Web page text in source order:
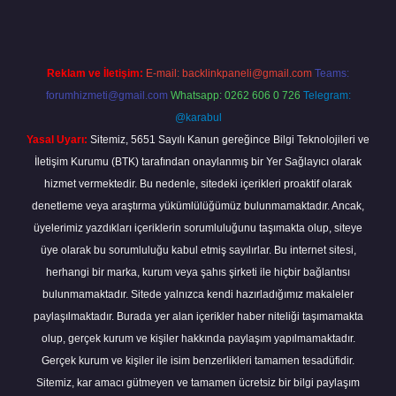
Reklam ve İletişim: E-mail: backlinkpaneli@gmail.com Teams:
forumhizmeti@gmail.com Whatsapp: 0262 606 0 726 Telegram:
@karabul
Yasal Uyarı: Sitemiz, 5651 Sayılı Kanun gereğince Bilgi Teknolojileri ve
İletişim Kurumu (BTK) tarafından onaylanmış bir Yer Sağlayıcı olarak
hizmet vermektedir. Bu nedenle, sitedeki içerikleri proaktif olarak
denetleme veya araştırma yükümlülüğümüz bulunmamaktadır. Ancak,
üyelerimiz yazdıkları içeriklerin sorumluluğunu taşımakta olup, siteye
üye olarak bu sorumluluğu kabul etmiş sayılırlar. Bu internet sitesi,
herhangi bir marka, kurum veya şahıs şirketi ile hiçbir bağlantısı
bulunmamaktadır. Sitede yalnızca kendi hazırladığımız makaleler
paylaşılmaktadır. Burada yer alan içerikler haber niteliği taşımamakta
olup, gerçek kurum ve kişiler hakkında paylaşım yapılmamaktadır.
Gerçek kurum ve kişiler ile isim benzerlikleri tamamen tesadüfidir.
Sitemiz, kar amacı gütmeyen ve tamamen ücretsiz bir bilgi paylaşım